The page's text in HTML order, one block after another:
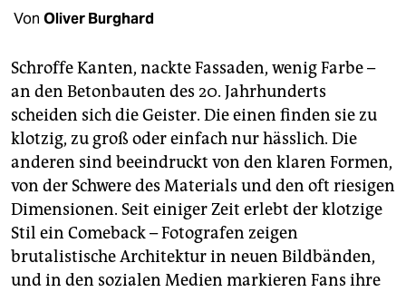
veranstaltungen
fragen & hilfe
unterstützen
abo
genossenschaft
epaper login
Von Oliver Burghard
Schroffe Kanten, nackte Fassaden, wenig Farbe –
an den Betonbauten des 20. Jahrhunderts
scheiden sich die Geister. Die einen finden sie zu
klotzig, zu groß oder einfach nur hässlich. Die
anderen sind beeindruckt von den klaren Formen,
von der Schwere des Materials und den oft riesigen
Dimensionen. Seit einiger Zeit erlebt der klotzige
Stil ein Comeback – Fotografen zeigen
brutalistische Architektur in neuen Bildbänden,
und in den sozialen Medien markieren Fans ihre